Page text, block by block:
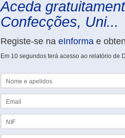
Aceda
Confecções, Uni...
Registe-se na eInforma e
Em 10 segundos terá acesso ao relatório de